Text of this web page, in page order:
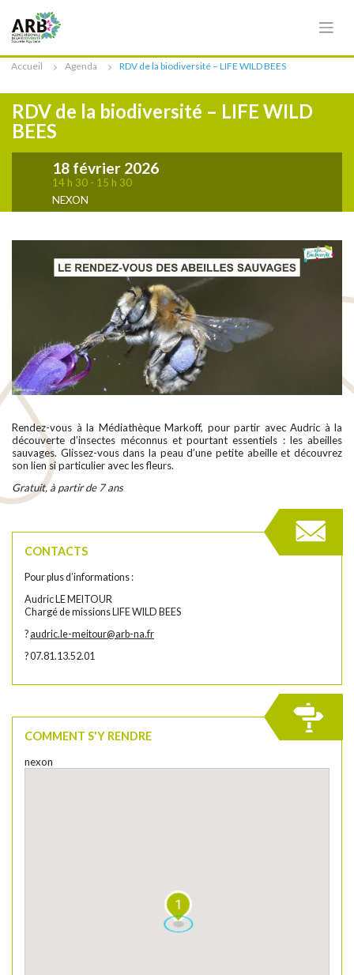
Accueil Agenda RDV de la biodiversité – LIFE WILD BEES
RDV de la biodiversité – LIFE WILD
BEES
18 février 2026
14 h 30 - 15 h 30
NEXON
Rendez-vous à la Médiathèque Markoff, pour partir avec Audric à la
découverte d’insectes méconnus et pourtant essentiels : les abeilles
sauvages. Glissez-vous dans la peau d’une petite abeille et découvrez
son lien si particulier avec les fleurs.
Gratuit, à partir de 7 ans
CONTACTS
Pour plus d’informations :
Audric LE MEITOUR
Chargé de missions LIFE WILD BEES
?audric.le-meitour@arb-na.fr
? 07.81.13.52.01
COMMENT S'Y RENDRE
nexon
1